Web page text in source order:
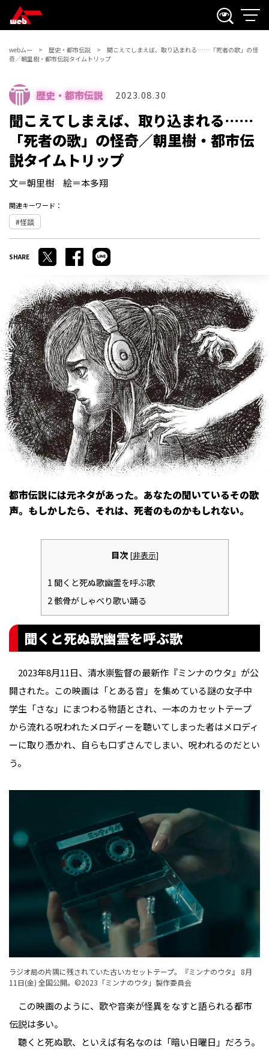
webムー 歴史・都市伝説
聞こえてしまえば、取り込まれる……「死者の歌」の怪
奇／朝里樹・都市伝説タイムトリップ
歴史・都市伝説 2023.08.30
聞こえてしまえば、取り込まれる……
「死者の歌」の怪奇／朝里樹・都市伝
説タイムトリップ
文＝朝里樹 絵＝本多翔
関連キーワード：
怪談
都市伝説には元ネタがあった。あなたの聞いているその歌
声。もしかしたら、それは、死者のものかもしれない。
目次 [非表示]
1 聞くと死ぬ歌幽霊を呼ぶ歌
2骸骨がしゃべり歌い踊る
聞くと死ぬ歌幽霊を呼ぶ歌
2023年8月11日、清水崇監督の最新作『ミンナのウタ』が公
開された。この映画は「とある音」を集めている謎の女子中
学生「さな」にまつわる物語とされ、一本のカセットテープ
から流れる呪われたメロディーを聴いてしまった者はメロディ
ーに取り憑かれ、自らも口ずさんでしまい、呪われるのだとい
う。
ラジオ局の片隅に残されていた古いカセットテープ。『ミンナのウタ』 8月
11日(金) 全国公開。©2023「ミンナのウタ」製作委員会
この映画のように、歌や音楽が怪異をなすと語られる都市
伝説は多い。
聴くと死ぬ歌、といえば有名なのは「暗い日曜日」だろう。